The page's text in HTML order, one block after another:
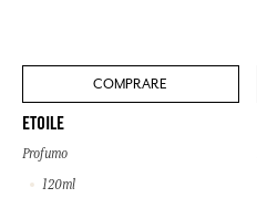
COMPRARE
ETOILE
Profumo
120ml